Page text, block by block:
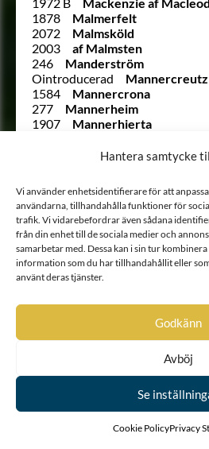
Hantera samtycke
Vi använder enhetsidentifierare för att
användarna, tillhandahålla funktioner för
trafik. Vi vidarebefordrar även sådana
från din enhet till de sociala medier och
samarbetar med. Dessa kan i sin tur
information som du har tillhandahållit eller
använt deras tjänster.
Godkänn
Avböj
Se
Cookie PolicyPrivacy
1878
Malmerfelt
2072
Malmsköld
2003
af Malmsten
246
Manderström
Ointroducerad
Mannercreutz
1584
Mannercrona
277
Mannerheim
1907
Mannerhierta
Marcks von
1769
Marschalck
1963
von Matérn
1847
Maydell
1778
Meck
1607
Meldercreutz
Ointroducerad
von Mentzer
Ointroducerad
1960 B
Montgomery
Moore
1796
Munsterhjelm
1876
Möllerheim
von Nackreij